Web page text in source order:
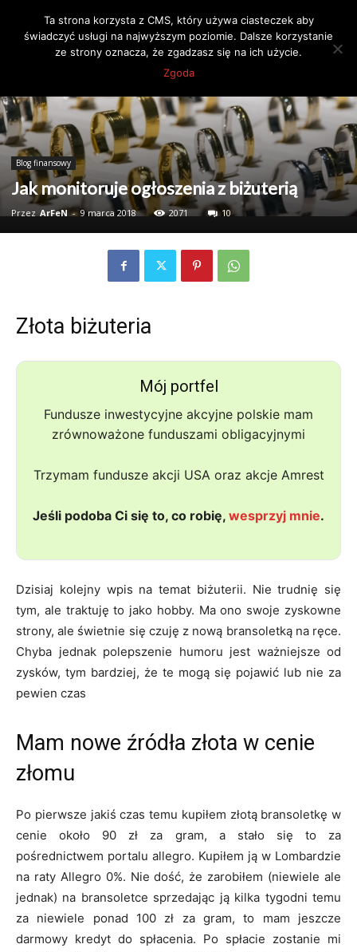
Strona główna Blog finansowy
Blog finansowy
Jak monitoruje ogłoszenia z biżuterią
Przez ArFeN - 9 marca 2018 2071 10
Złota biżuteria
Mój portfel
Fundusze inwestycyjne akcyjne polskie mam
zrównoważone funduszami obligacyjnymi
Trzymam fundusze akcji USA oraz akcje Amrest
Jeśli podoba Ci się to, co robię, wesprzyj mnie.
Dzisiaj kolejny wpis na temat biżuterii. Nie trudnię się
tym, ale traktuję to jako hobby. Ma ono swoje zyskowne
strony, ale świetnie się czuję z nową bransoletką na ręce.
Chyba jednak polepszenie humoru jest ważniejsze od
zysków, tym bardziej, że te mogą się pojawić lub nie za
pewien czas
Mam nowe źródła złota w cenie
złomu
Po pierwsze jakiś czas temu kupiłem złotą bransoletkę w
cenie około 90 zł za gram, a stało się to za
pośrednictwem portalu allegro. Kupiłem ją w Lombardzie
na raty Allegro 0%. Nie dość, że zarobiłem (niewiele ale
jednak) na bransoletce sprzedając ją kilka tygodni temu
za niewiele ponad 100 zł za gram, to mam jeszcze
darmowy kredyt do spłacenia. Po spłacie zostanie mi
Ta strona korzysta z CMS, który używa ciasteczek aby
świadczyć usługi na najwyższym poziomie. Dalsze korzystanie
ze strony oznacza, że zgadzasz się na ich użycie.
Zgoda